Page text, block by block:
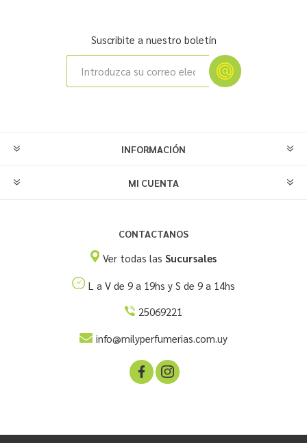
Suscribite a nuestro boletín
INFORMACIÓN
MI CUENTA
CONTACTANOS
Ver todas las Sucursales
L a V de 9 a 19hs y S de 9 a 14hs
25069221
info@milyperfumerias.com.uy